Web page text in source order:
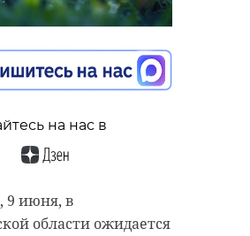
на нас в
9 июня, в
области ожидается